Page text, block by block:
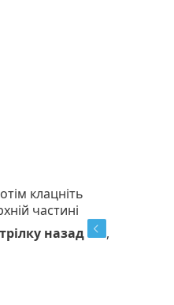
клацніть
частині
назад
,